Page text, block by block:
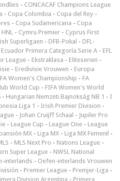
- CONCACAF Champions League
- Copa Colombia - Copa del Rey -
- Copa Sudamericana - Copa
- Cymru Premier - Cyprus First
Superligaen - DFB-Pokal - DFL-
Ecuador Primera Categoría Serie A - EFL
League - Ekstraklasa - Eliteserien -
- Eredivisie Vrouwen - Europa
FA Women's Championship - FA
World Cup - FIFA Women's World
- Hungarian Nemzeti Bajnokság NB 1 - I
Liga 1 - Irish Premier Division -
- Johan Cruijff Schaal - Jupiler Pro
- League Cup - League One - League
MX - Liga MX - Liga MX Femenil -
- MLS Next Pro - Nations League -
Super League - NWSL National
interlands - Oefen-interlands Vrouwen
- Premier League - Premjer-Liga -
Division Argentina - Primera